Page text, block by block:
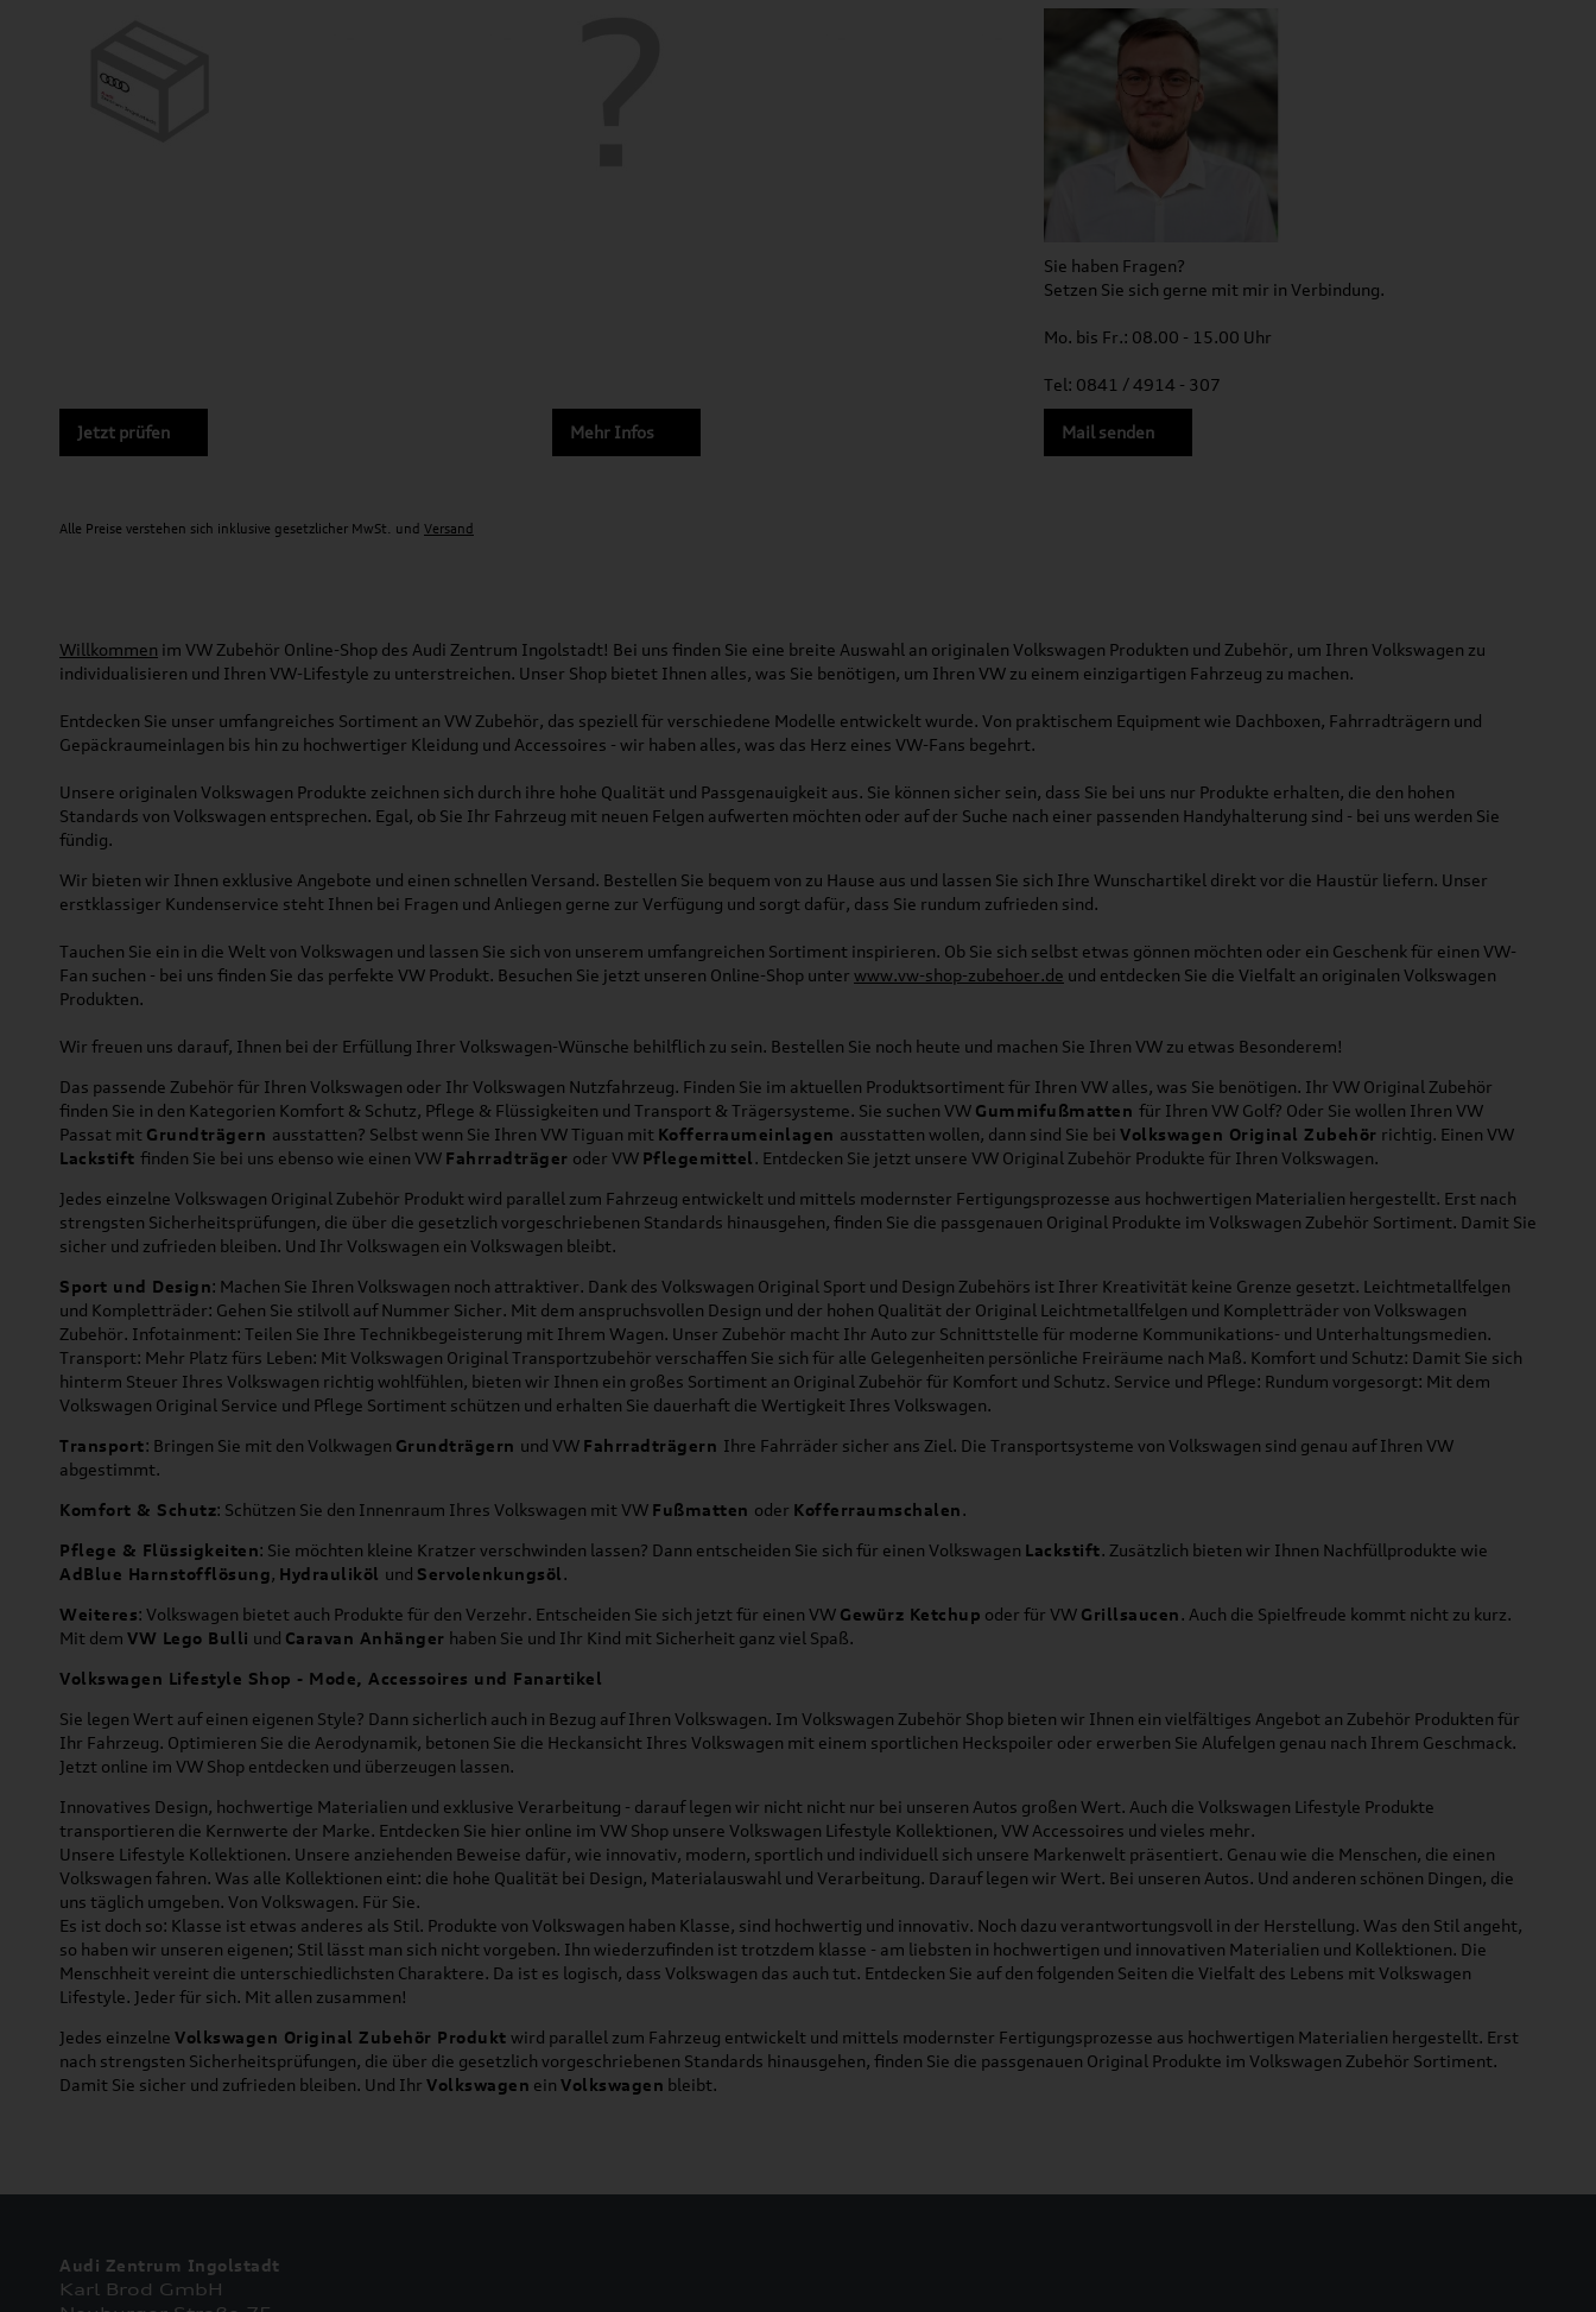
Jetzt prüfen Mehr Infos
Sie haben Fragen?
Setzen Sie sich gerne mit mir in Verbindung.
Mo. bis Fr.: 08.00 - 15.00 Uhr
Tel: 0841 / 4914 - 307
Mail senden
Alle Preise verstehen sich inklusive gesetzlicher MwSt. und Versand
Willkommen im VW Zubehör Online-Shop des Audi Zentrum Ingolstadt! Bei uns finden Sie eine breite Auswahl an originalen Volkswagen Produkten und Zubehör, um Ihren Volkswagen zu
individualisieren und Ihren VW-Lifestyle zu unterstreichen. Unser Shop bietet Ihnen alles, was Sie benötigen, um Ihren VW zu einem einzigartigen Fahrzeug zu machen.
Entdecken Sie unser umfangreiches Sortiment an VW Zubehör, das speziell für verschiedene Modelle entwickelt wurde. Von praktischem Equipment wie Dachboxen, Fahrradträgern und
Gepäckraumeinlagen bis hin zu hochwertiger Kleidung und Accessoires - wir haben alles, was das Herz eines VW-Fans begehrt.
Unsere originalen Volkswagen Produkte zeichnen sich durch ihre hohe Qualität und Passgenauigkeit aus. Sie können sicher sein, dass Sie bei uns nur Produkte erhalten, die den hohen
Standards von Volkswagen entsprechen. Egal, ob Sie Ihr Fahrzeug mit neuen Felgen aufwerten möchten oder auf der Suche nach einer passenden Handyhalterung sind - bei uns werden Sie
fündig.
Wir bieten wir Ihnen exklusive Angebote und einen schnellen Versand. Bestellen Sie bequem von zu Hause aus und lassen Sie sich Ihre Wunschartikel direkt vor die Haustür liefern. Unser
erstklassiger Kundenservice steht Ihnen bei Fragen und Anliegen gerne zur Verfügung und sorgt dafür, dass Sie rundum zufrieden sind.
Tauchen Sie ein in die Welt von Volkswagen und lassen Sie sich von unserem umfangreichen Sortiment inspirieren. Ob Sie sich selbst etwas gönnen möchten oder ein Geschenk für einen VW-
Fan suchen - bei uns finden Sie das perfekte VW Produkt. Besuchen Sie jetzt unseren Online-Shop unter www.vw-shop-zubehoer.de und entdecken Sie die Vielfalt an originalen Volkswagen
Produkten.
Wir freuen uns darauf, Ihnen bei der Erfüllung Ihrer Volkswagen-Wünsche behilflich zu sein. Bestellen Sie noch heute und machen Sie Ihren VW zu etwas Besonderem!
Das passende Zubehör für Ihren Volkswagen oder Ihr Volkswagen Nutzfahrzeug. Finden Sie im aktuellen Produktsortiment für Ihren VW alles, was Sie benötigen. Ihr VW Original Zubehör
finden Sie in den Kategorien Komfort & Schutz, Pflege & Flüssigkeiten und Transport & Trägersysteme. Sie suchen VW Gummifußmatten für Ihren VW Golf? Oder Sie wollen Ihren VW
Passat mit Grundträgern ausstatten? Selbst wenn Sie Ihren VW Tiguan mit Kofferraumeinlagen ausstatten wollen, dann sind Sie bei Volkswagen Original Zubehör richtig. Einen VW
Lackstift finden Sie bei uns ebenso wie einen VW Fahrradträger oder VW Pflegemittel. Entdecken Sie jetzt unsere VW Original Zubehör Produkte für Ihren Volkswagen.
Jedes einzelne Volkswagen Original Zubehör Produkt wird parallel zum Fahrzeug entwickelt und mittels modernster Fertigungsprozesse aus hochwertigen Materialien hergestellt. Erst nach
strengsten Sicherheitsprüfungen, die über die gesetzlich vorgeschriebenen Standards hinausgehen, finden Sie die passgenauen Original Produkte im Volkswagen Zubehör Sortiment. Damit Sie
sicher und zufrieden bleiben. Und Ihr Volkswagen ein Volkswagen bleibt.
Sport und Design: Machen Sie Ihren Volkswagen noch attraktiver. Dank des Volkswagen Original Sport und Design Zubehörs ist Ihrer Kreativität keine Grenze gesetzt. Leichtmetallfelgen
und Kompletträder: Gehen Sie stilvoll auf Nummer Sicher. Mit dem anspruchsvollen Design und der hohen Qualität der Original Leichtmetallfelgen und Kompletträder von Volkswagen
Zubehör. Infotainment: Teilen Sie Ihre Technikbegeisterung mit Ihrem Wagen. Unser Zubehör macht Ihr Auto zur Schnittstelle für moderne Kommunikations- und Unterhaltungsmedien.
Transport: Mehr Platz fürs Leben: Mit Volkswagen Original Transportzubehör verschaffen Sie sich für alle Gelegenheiten persönliche Freiräume nach Maß. Komfort und Schutz: Damit Sie sich
hinterm Steuer Ihres Volkswagen richtig wohlfühlen, bieten wir Ihnen ein großes Sortiment an Original Zubehör für Komfort und Schutz. Service und Pflege: Rundum vorgesorgt: Mit dem
Volkswagen Original Service und Pflege Sortiment schützen und erhalten Sie dauerhaft die Wertigkeit Ihres Volkswagen.
Transport: Bringen Sie mit den Volkwagen Grundträgern und VW Fahrradträgern Ihre Fahrräder sicher ans Ziel. Die Transportsysteme von Volkswagen sind genau auf Ihren VW
abgestimmt.
Komfort & Schutz: Schützen Sie den Innenraum Ihres Volkswagen mit VW Fußmatten oder Kofferraumschalen.
Pflege & Flüssigkeiten: Sie möchten kleine Kratzer verschwinden lassen? Dann entscheiden Sie sich für einen Volkswagen Lackstift. Zusätzlich bieten wir Ihnen Nachfüllprodukte wie
AdBlue Harnstofflösung, Hydrauliköl und Servolenkungsöl.
Weiteres: Volkswagen bietet auch Produkte für den Verzehr. Entscheiden Sie sich jetzt für einen VW Gewürz Ketchup oder für VW Grillsaucen. Auch die Spielfreude kommt nicht zu kurz.
Mit dem VW Lego Bulli und Caravan Anhänger haben Sie und Ihr Kind mit Sicherheit ganz viel Spaß.
Volkswagen Lifestyle Shop - Mode, Accessoires und Fanartikel
Sie legen Wert auf einen eigenen Style? Dann sicherlich auch in Bezug auf Ihren Volkswagen. Im Volkswagen Zubehör Shop bieten wir Ihnen ein vielfältiges Angebot an Zubehör Produkten für
Ihr Fahrzeug. Optimieren Sie die Aerodynamik, betonen Sie die Heckansicht Ihres Volkswagen mit einem sportlichen Heckspoiler oder erwerben Sie Alufelgen genau nach Ihrem Geschmack.
Jetzt online im VW Shop entdecken und überzeugen lassen.
Innovatives Design, hochwertige Materialien und exklusive Verarbeitung - darauf legen wir nicht nicht nur bei unseren Autos großen Wert. Auch die Volkswagen Lifestyle Produkte
transportieren die Kernwerte der Marke. Entdecken Sie hier online im VW Shop unsere Volkswagen Lifestyle Kollektionen, VW Accessoires und vieles mehr.
Unsere Lifestyle Kollektionen. Unsere anziehenden Beweise dafür, wie innovativ, modern, sportlich und individuell sich unsere Markenwelt präsentiert. Genau wie die Menschen, die einen
Volkswagen fahren. Was alle Kollektionen eint: die hohe Qualität bei Design, Materialauswahl und Verarbeitung. Darauf legen wir Wert. Bei unseren Autos. Und anderen schönen Dingen, die
uns täglich umgeben. Von Volkswagen. Für Sie.
Es ist doch so: Klasse ist etwas anderes als Stil. Produkte von Volkswagen haben Klasse, sind hochwertig und innovativ. Noch dazu verantwortungsvoll in der Herstellung. Was den Stil angeht,
so haben wir unseren eigenen; Stil lässt man sich nicht vorgeben. Ihn wiederzufinden ist trotzdem klasse - am liebsten in hochwertigen und innovativen Materialien und Kollektionen. Die
Menschheit vereint die unterschiedlichsten Charaktere. Da ist es logisch, dass Volkswagen das auch tut. Entdecken Sie auf den folgenden Seiten die Vielfalt des Lebens mit Volkswagen
Lifestyle. Jeder für sich. Mit allen zusammen!
Jedes einzelne Volkswagen Original Zubehör Produkt wird parallel zum Fahrzeug entwickelt und mittels modernster Fertigungsprozesse aus hochwertigen Materialien hergestellt. Erst
nach strengsten Sicherheitsprüfungen, die über die gesetzlich vorgeschriebenen Standards hinausgehen, finden Sie die passgenauen Original Produkte im Volkswagen Zubehör Sortiment.
Damit Sie sicher und zufrieden bleiben. Und Ihr Volkswagen ein Volkswagen bleibt.
Audi Zentrum Ingolstadt
Karl Brod GmbH